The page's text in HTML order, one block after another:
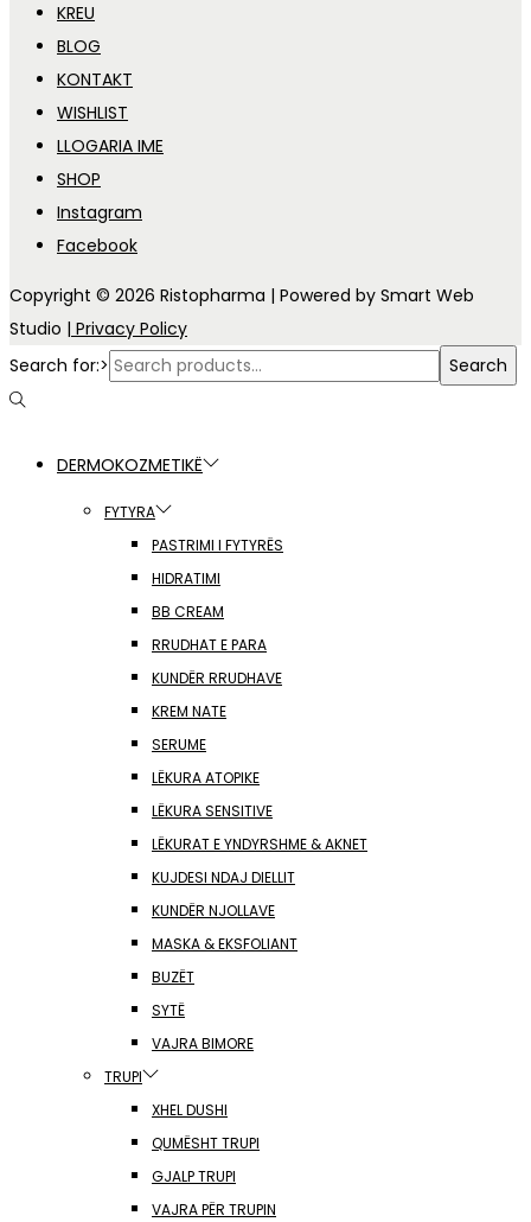
KREU
BLOG
KONTAKT
WISHLIST
LLOGARIA IME
SHOP
Instagram
Facebook
Copyright © 2026 Ristopharma | Powered by Smart Web
Studio | Privacy Policy
Search for:>
Search
DERMOKOZMETIKË
FYTYRA
PASTRIMI I FYTYRËS
HIDRATIMI
BB CREAM
RRUDHAT E PARA
KUNDËR RRUDHAVE
KREM NATE
SERUME
LËKURA ATOPIKE
LËKURA SENSITIVE
LËKURAT E YNDYRSHME & AKNET
KUJDESI NDAJ DIELLIT
KUNDËR NJOLLAVE
MASKA & EKSFOLIANT
BUZËT
SYTË
VAJRA BIMORE
TRUPI
XHEL DUSHI
QUMËSHT TRUPI
GJALP TRUPI
VAJRA PËR TRUPIN